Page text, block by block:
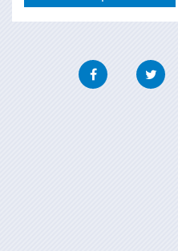
Facebook